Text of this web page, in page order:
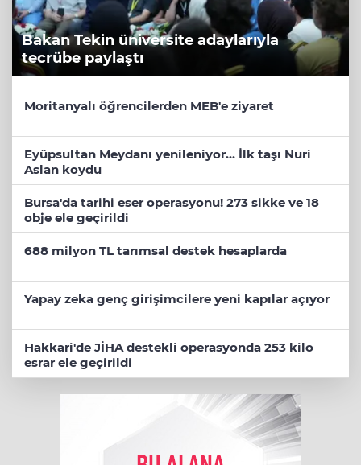
Bakan Tekin üniversite adaylarıyla
tecrübe paylaştı
Moritanyalı öğrencilerden MEB'e ziyaret
Eyüpsultan Meydanı yenileniyor... İlk taşı Nuri
Aslan koydu
Bursa'da tarihi eser operasyonu! 273 sikke ve 18
obje ele geçirildi
688 milyon TL tarımsal destek hesaplarda
Yapay zeka genç girişimcilere yeni kapılar açıyor
Hakkari'de JİHA destekli operasyonda 253 kilo
esrar ele geçirildi